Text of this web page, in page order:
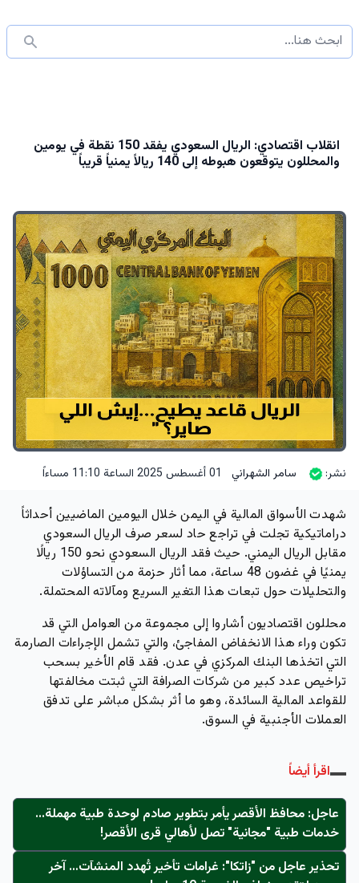
انقلاب اقتصادي: الريال السعودي يفقد 150 نقطة في يومين
والمحللون يتوقعون هبوطه إلى 140 ريالاً يمنياً قريباً
نشر: سامر الشهراني 01 أغسطس 2025 الساعة 11:10 مساءاً
شهدت الأسواق المالية في اليمن خلال اليومين الماضيين أحداثاً
دراماتيكية تجلت في تراجع حاد لسعر صرف الريال السعودي
مقابل الريال اليمني. حيث فقد الريال السعودي نحو 150 ريالًا
يمنيًا في غضون 48 ساعة، مما أثار حزمة من التساؤلات
والتحليلات حول تبعات هذا التغير السريع ومآلاته المحتملة.
محللون اقتصاديون أشاروا إلى مجموعة من العوامل التي قد
تكون وراء هذا الانخفاض المفاجئ، والتي تشمل الإجراءات الصارمة
التي اتخذها البنك المركزي في عدن. فقد قام الأخير بسحب
تراخيص عدد كبير من شركات الصرافة التي ثبتت مخالفتها
للقواعد المالية السائدة، وهو ما أثر بشكل مباشر على تدفق
العملات الأجنبية في السوق.
اقرأ أيضاً
عاجل: محافظ الأقصر يأمر بتطوير صادم لوحدة طبية مهملة...
خدمات طبية "مجانية" تصل لأهالي قرى الأقصر!
تحذير عاجل من "زاتكا": غرامات تأخير تُهدد المنشآت… آخر